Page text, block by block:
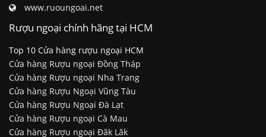
www.ruoungoai.net
Rượu ngoại chính hãng tại HCM
Top 10 Cửa hàng rượu ngoại HCM
Cửa hàng Rượu ngoại Đồng Tháp
Cửa hàng Rượu ngoại Nha Trang
Cửa hàng Rượu Ngoại Vũng Tàu
Cửa hàng Rượu Ngoại Đà Lạt
Cửa hàng Rượu ngoại Cà Mau
Cửa hàng Rượu ngoại Đăk Lăk